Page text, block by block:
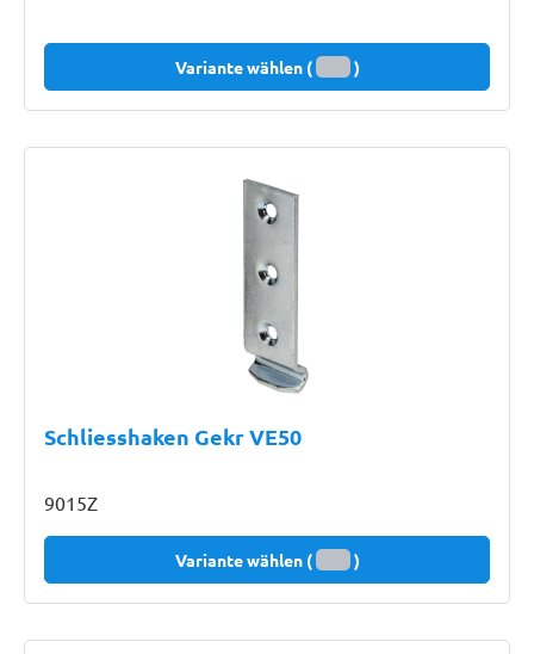
Variante wählen ( )
Schliesshaken Gekr VE50
9015Z
Variante wählen ( )